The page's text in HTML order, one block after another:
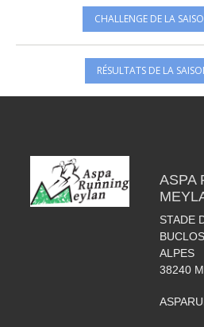
CHALLENGE DE LA
RÉSULTATS DE LA
ASPA
STADE
ALPES
38240